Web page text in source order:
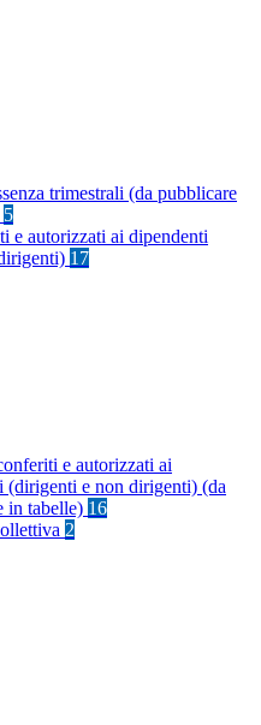
trimestrali (da pubblicare
5
e autorizzati ai dipendenti
17
e autorizzati ai
(dirigenti e non dirigenti) (da
in tabelle) 16
2